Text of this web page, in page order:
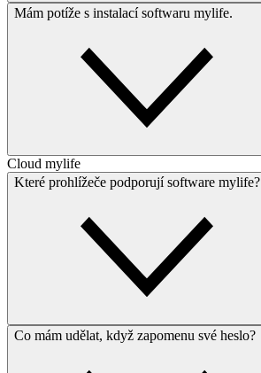
Mám potíže s instalací softwaru mylife.
Cloud mylife
Které prohlížeče podporují software mylife?
Co mám udělat, když zapomenu své heslo?